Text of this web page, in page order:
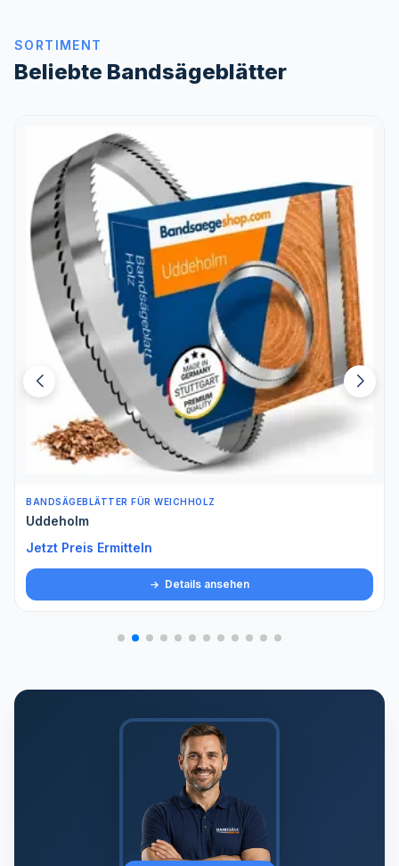
SORTIMENT
Beliebte Bandsägeblätter
BANDSÄGEBLÄTTER FÜR WEICHHOLZ
Uddeholm
Jetzt Preis Ermitteln
Details ansehen